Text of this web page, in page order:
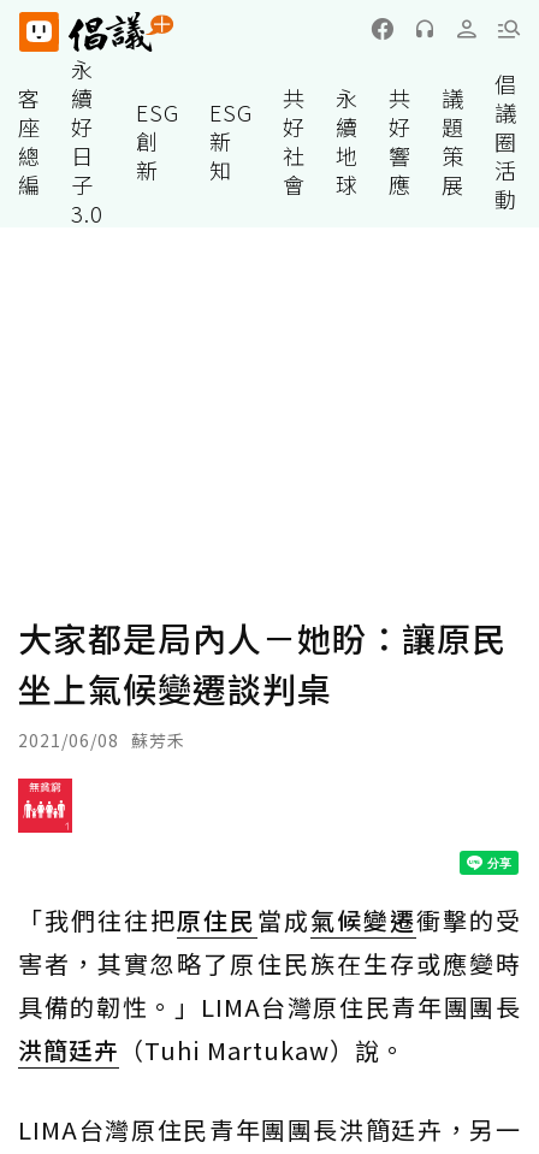
客
座
總
編
永
續
好
日
子
3.0
ESG
創
新
ESG
新
知
共
好
社
會
永
續
地
球
共
好
響
應
議
題
策
展
倡
議
圈
活
動
大家都是局內人－她盼：讓原民
坐上氣候變遷談判桌
2021/06/08 蘇芳禾
「我們往往把原住民當成氣候變遷衝擊的受
害者，其實忽略了原住民族在生存或應變時
具備的韌性。」LIMA台灣原住民青年團團長
洪簡廷卉 （Tuhi Martukaw）說。
LIMA台灣原住民青年團團長洪簡廷卉，另一